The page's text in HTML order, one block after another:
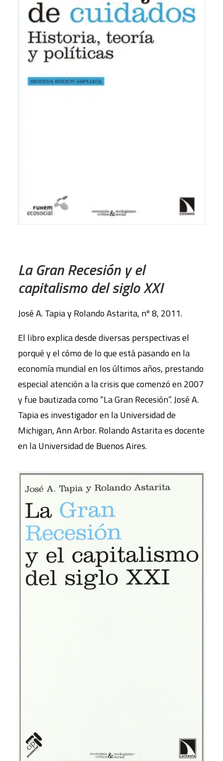
La Gran Recesión y el
capitalismo del siglo XXI
José A. Tapia y Rolando Astarita, nº 8, 2011.
El libro explica desde diversas perspectivas el
porqué y el cómo de lo que está pasando en la
economía mundial en los últimos años, prestando
especial atención a la crisis que comenzó en 2007
y fue bautizada como “La Gran Recesión”. José A.
Tapia es investigador en la Universidad de
Michigan, Ann Arbor. Rolando Astarita es docente
en la Universidad de Buenos Aires.